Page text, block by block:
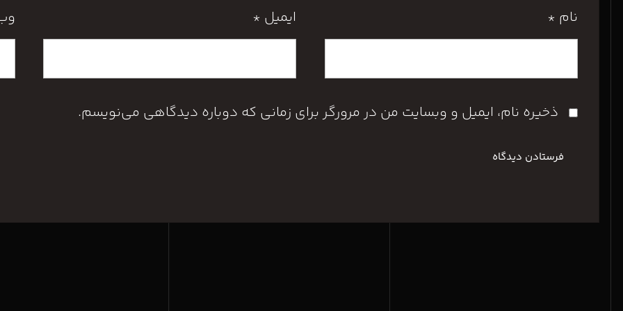
نام * ایمیل *
ذخیره نام، ایمیل و وبسایت من در مرورگر برای زمانی که دوباره دیدگاهی می‌نویسم.
فرستادن دیدگاه